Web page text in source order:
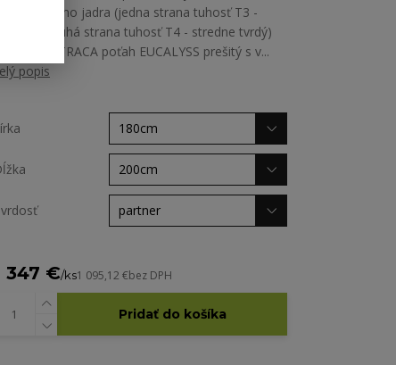
dvojlôžkového jadra (jedna strana tuhosť T3 -
stredný / druhá strana tuhosť T4 - stredne tvrdý)
POŤAH MATRACA poťah EUCALYSS prešitý s v...
popis
347 €/ks1 095,12 €bez DPH
Pridať do košíka